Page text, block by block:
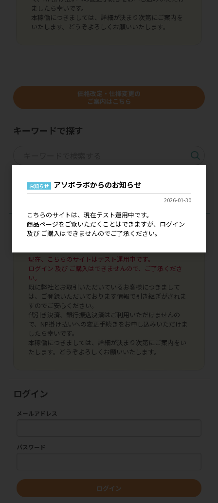
ましたら幸いです。
本稼働につきましては、詳細が決まり次第にご案内を
いたします。どうぞよろしくお願いいたします。
価格改定・仕様変更の
ご案内はこちら
キーワードで探す
メーカー＆ブランドから探す
現在、こちらのサイトはテスト運用中です。
ログイン 及び ご購入はできませんので、ご了承くださ
い。
既に弊社とお取引いただいているお客様につきまして
は、ご登録いただいております情報で引き継ぎがされま
すのでご安心ください。
代引き決済、銀行振込決済はご利用いただけませんの
で、NP掛け払いへの変更手続きをお申し込みいただけま
したら幸いです。
本稼働につきましては、詳細が決まり次第にご案内をい
たします。どうぞよろしくお願いいたします。
ログイン
メールアドレス
パスワード
ログイン
お知らせ アソボラボからのお知らせ
2026-01-30
こちらのサイトは、現在テスト運用中です。
商品ページをご覧いただくことはできますが、ログイン
及び ご購入はできませんのでご了承ください。